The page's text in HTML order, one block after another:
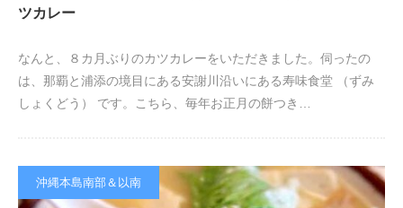
ツカレー
なんと、８カ月ぶりのカツカレーをいただきました。伺ったの
は、那覇と浦添の境目にある安謝川沿いにある寿味食堂 （ずみ
しょくどう） です。こちら、毎年お正月の餅つき…
沖縄本島南部＆以南